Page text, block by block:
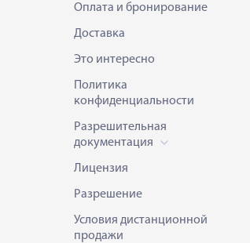
Оплата и бронирование
Доставка
Это интересно
Политика
конфиденциальности
Разрешительная
документация
Лицензия
Разрешение
Условия дистанционной
продажи